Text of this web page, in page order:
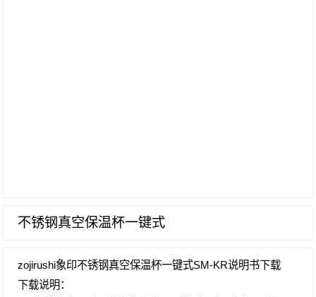
不锈钢真空保温杯一键式
zojirushi象印不锈钢真空保温杯一键式SM-KR说明书下载
下载说明：